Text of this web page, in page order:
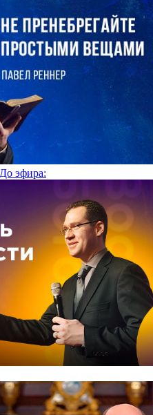
До эфира: